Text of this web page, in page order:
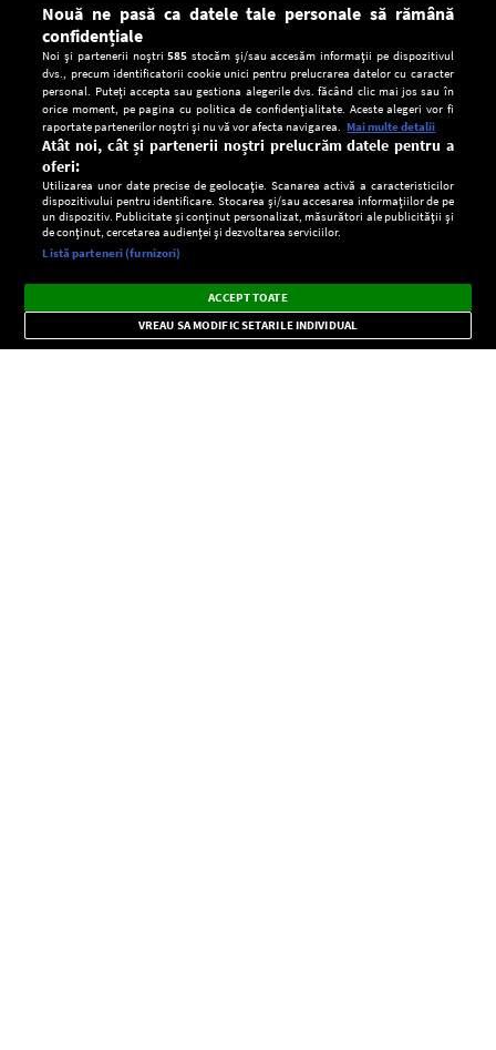
CONFIDENŢIALITATE
Setări:
Dark
Mode
Radio live, podcasturi, știri și alerte
importante.
×
Nouă ne pasă ca datele tale personale să rămână
confidențiale
Noi și partenerii noștri585 stocăm și/sau accesăm informații pe dispozitivul
dvs., precum identificatorii cookie unici pentru prelucrarea datelor cu caracter
personal. Puteți accepta sau gestiona alegerile dvs. făcând clic mai jos sau în
orice moment, pe pagina cu politica de confidențialitate. Aceste alegeri vor fi
raportate partenerilor noștri și nu vă vor afecta navigarea. Mai multe detalii
Atât noi, cât și partenerii noștri prelucrăm datele pentru a
oferi:
Utilizarea unor date precise de geolocație. Scanarea activă a caracteristicilor
dispozitivului pentru identificare. Stocarea și/sau accesarea informațiilor de pe
un dispozitiv. Publicitate și conținut personalizat, măsurători ale publicității și
de conținut, cercetarea audienței și dezvoltarea serviciilor.
Listă parteneri (furnizori)
ACCEPT TOATE
VREAU SA MODIFIC SETARILE INDIVIDUAL